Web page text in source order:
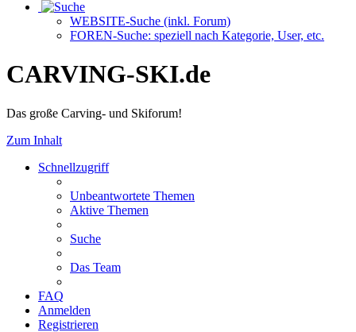
WEBSITE-Suche (inkl. Forum)
FOREN-Suche: speziell nach Kategorie, User, etc.
CARVING-SKI.de
Das große Carving- und Skiforum!
Zum Inhalt
Schnellzugriff
Unbeantwortete Themen
Aktive Themen
Suche
Das Team
FAQ
Anmelden
Registrieren